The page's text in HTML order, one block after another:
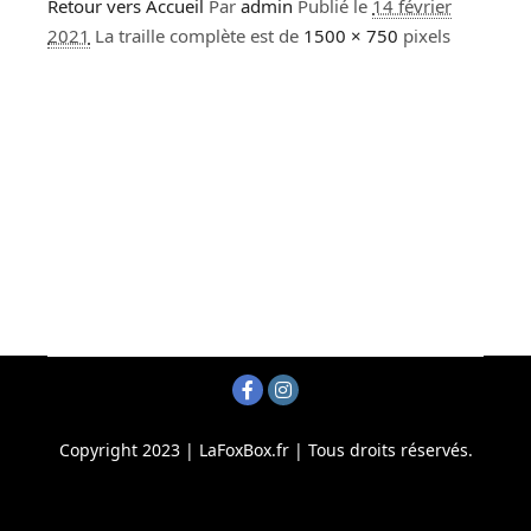
Retour vers Accueil Par admin Publié le 14 février
2021 La traille complète est de 1500 × 750 pixels
Copyright 2023 | LaFoxBox.fr | Tous droits réservés.